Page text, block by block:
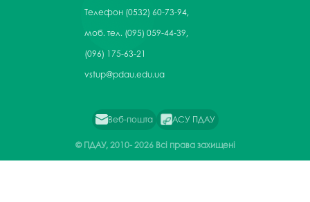
Телефон (0532) 60-73-94,
моб. тел. (095) 059-44-39,
(096) 175-63-21
vstup@pdau.edu.ua
Веб-пошта АСУ ПДАУ
© ПДАУ, 2010-2026 Всі права захищені